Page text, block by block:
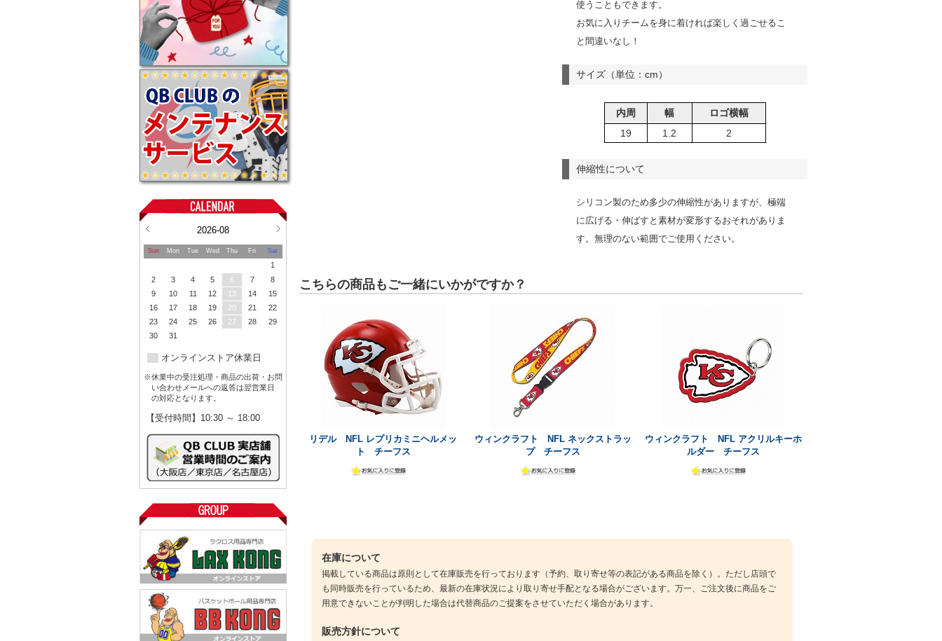
2026-08
Sun Mon Tue Wed Thu Fri Sat
1
2
3 4 5 6 7
8
9
10 11 12 13 14
15
16
17 18 19 20 21
22
23
24 25 26 27 28
29
30
31
オンラインストア休業日
※休業中の受注処理・商品の出荷・お問
い合わせメールへの返答は翌営業日
の対応となります。
【受付時間】10:30 ～ 18:00
使うこともできます。
お気に入りチームを身に着ければ楽しく過ごせるこ
と間違いなし！
サイズ（単位：cm）
内周 幅
ロゴ横幅
19
1.2 2
伸縮性について
シリコン製のため多少の伸縮性がありますが、極端
に広げる・伸ばすと素材が変形するおそれがありま
す。無理のない範囲でご使用ください。
こちらの商品もご一緒にいかがですか？
リデル NFL レプリカミニヘルメッ
ト チーフス
ウィンクラフト NFL ネックストラッ
プ チーフス
ウィンクラフト NFL アクリルキーホ
ルダー チーフス
在庫について
掲載している商品は原則として在庫販売を行っております（予約、取り寄せ等の表記がある商品を除く）。ただし店頭で
も同時販売を行っているため、最新の在庫状況により取り寄せ手配となる場合がございます。万一、ご注文後に商品をご
用意できないことが判明した場合は代替商品のご提案をさせていただく場合があります。
販売方針について